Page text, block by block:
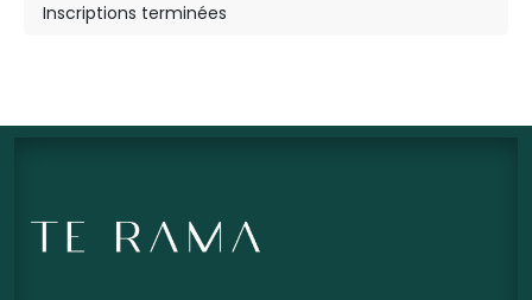
Inscriptions terminées